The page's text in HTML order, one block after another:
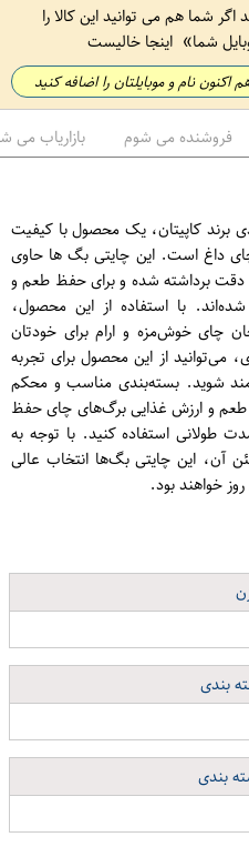
اگر شما هم می توانید این کالا را
شما اینجا خالیست
اکنون نام و موبایلتان را اضافه کنید
فروشنده می شوم بازاریاب می
بگ ساده پاکتدار 100 عددی برند کاپیتان، یک محصول با کیفیت
داغ است. این چایتی بگ ها حاوی
دقت برداشته شده و برای حفظ طعم و
با استفاده از این محصول،
چای خوش‌مزه و ارام برای خودتان
از این محصول برای تجربه
شوید. بسته‌بندی مناسب و محکم
طعم و ارزش غذایی برگ‌های چای حفظ
طولانی استفاده کنید. با توجه به
آن، این چایتی بگ‌ها انتخاب عالی
خواهند بود.
بندی
بندی